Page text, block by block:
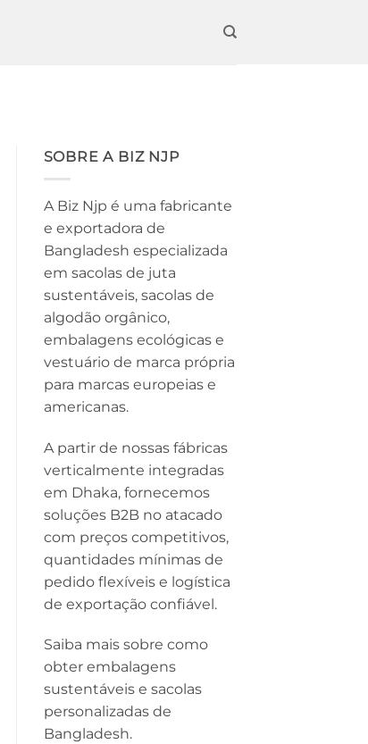
SOBRE A BIZ NJP
A Biz Njp é uma fabricante
e exportadora de
Bangladesh especializada
em sacolas de juta
sustentáveis, sacolas de
algodão orgânico,
embalagens ecológicas e
vestuário de marca própria
para marcas europeias e
americanas.
A partir de nossas fábricas
verticalmente integradas
em Dhaka, fornecemos
soluções B2B no atacado
com preços competitivos,
quantidades mínimas de
pedido flexíveis e logística
de exportação confiável.
Saiba mais sobre como
obter embalagens
sustentáveis ​​e sacolas
personalizadas de
Bangladesh.